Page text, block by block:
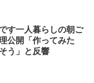
す一人暮らしの朝ご
公開「作ってみた
う」と反響